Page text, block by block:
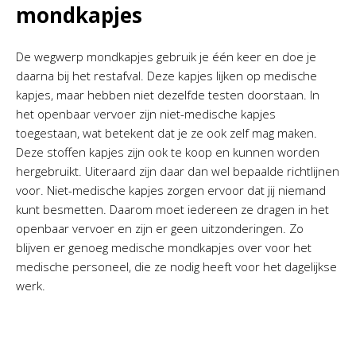
mondkapjes
De wegwerp mondkapjes gebruik je één keer en doe je
daarna bij het restafval. Deze kapjes lijken op medische
kapjes, maar hebben niet dezelfde testen doorstaan. In
het openbaar vervoer zijn niet-medische kapjes
toegestaan, wat betekent dat je ze ook zelf mag maken.
Deze stoffen kapjes zijn ook te koop en kunnen worden
hergebruikt. Uiteraard zijn daar dan wel bepaalde richtlijnen
voor. Niet-medische kapjes zorgen ervoor dat jij niemand
kunt besmetten. Daarom moet iedereen ze dragen in het
openbaar vervoer en zijn er geen uitzonderingen. Zo
blijven er genoeg medische mondkapjes over voor het
medische personeel, die ze nodig heeft voor het dagelijkse
werk.